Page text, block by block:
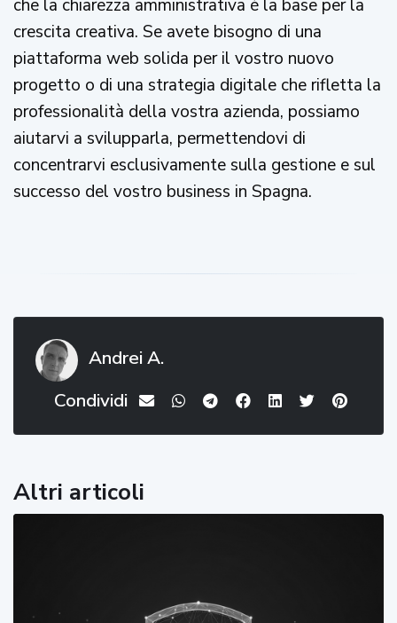
che la chiarezza amministrativa è la base per la
crescita creativa. Se avete bisogno di una
piattaforma web solida per il vostro nuovo
progetto o di una strategia digitale che rifletta la
professionalità della vostra azienda, possiamo
aiutarvi a svilupparla, permettendovi di
concentrarvi esclusivamente sulla gestione e sul
successo del vostro business in Spagna.
Andrei A.
Condividi
Altri articoli